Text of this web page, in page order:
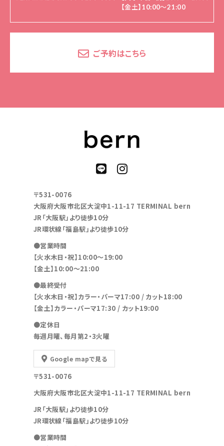
【金土】10:00〜21:00
ご予約はこちら
〒531-0076
大阪府大阪市北区大淀中1-11-17 TERMINAL bern
JR「大阪駅」より徒歩10分
JR環状線「福島駅」より徒歩10分
●営業時間
【火水木日・祝】10:00～19:00
【金土】10:00〜21:00
●最終受付
【火水木日・祝】カラー・パーマ17:00 / カット18:00
【金土】カラー・パーマ17:30 / カット19:00
●定休日
毎週月曜、毎月第2・3火曜
Google mapで見る
〒531-0076
大阪府大阪市北区大淀中1-11-17 TERMINAL bern
JR「大阪駅」より徒歩10分
JR環状線「福島駅」より徒歩10分
●営業時間